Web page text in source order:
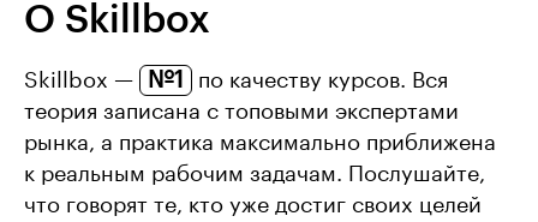
О Skillbox
Skillbox — №1
по качеству курсов. Вся
теория записана с топовыми экспертами
рынка, а практика максимально приближена
к реальным рабочим задачам. Послушайте,
что говорят те, кто уже достиг своих целей